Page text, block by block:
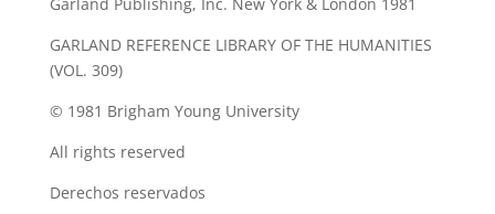
GARLAND REFERENCE LIBRARY OF THE HUMANITIES
(VOL. 309)
© 1981 Brigham Young University
All rights reserved
Derechos reservados